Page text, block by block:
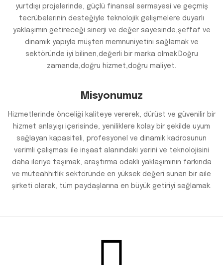
yurtdışı projelerinde, güçlü finansal sermayesi ve geçmiş
tecrübelerinin desteğiyle teknolojik gelişmelere duyarlı
yaklaşımın getireceği sinerji ve değer sayesinde,şeffaf ve
dinamik yapıyla müşteri memnuniyetini sağlamak ve
sektöründe iyi bilinen,değerli bir marka olmak.Doğru
zamanda,doğru hizmet,doğru maliyet.
Misyonumuz
Hizmetlerinde önceliği kaliteye vererek, dürüst ve güvenilir bir
hizmet anlayışı içerisinde, yeniliklere kolay bir şekilde uyum
sağlayan kapasiteli, profesyonel ve dinamik kadrosunun
verimli çalışması ile inşaat alanındaki yerini ve teknolojisini
daha ileriye taşımak, araştırma odaklı yaklaşımının farkında
ve müteahhitlik sektöründe en yüksek değeri sunan bir aile
şirketi olarak, tüm paydaşlarına en büyük getiriyi sağlamak.